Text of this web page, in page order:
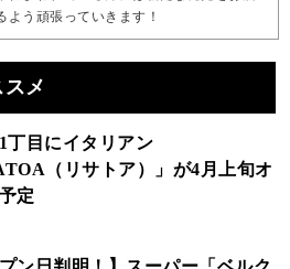
よう頑張っていきます！
メ
丁目にイタリアン
（リサトア）」が4月上旬オ
定